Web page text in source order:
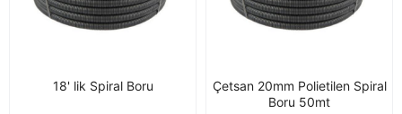
18' lik Spiral Boru
Çetsan 20mm Polietilen Spiral
Boru 50mt